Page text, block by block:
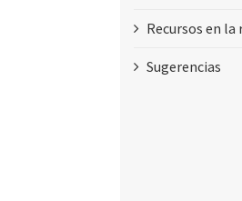
Recursos en la
Sugerencias